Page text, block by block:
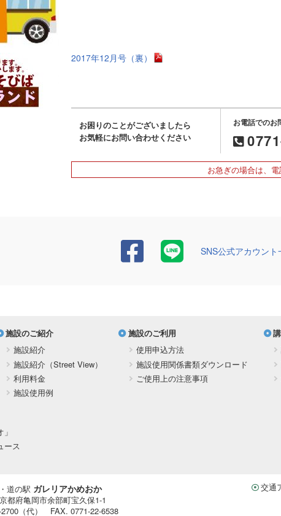
2017年12月号（裏）
お困りのことがございましたら
お気軽にお問い合わせください
お電話でのお
お急ぎの場合は、電
SNS公式アカウント
施設のご紹介
施設紹介
施設紹介（Street View）
利用料金
施設使用例
施設のご利用
使用申込方法
施設使用関係書類ダウンロード
ご使用上の注意事項
ース
道の駅 ガレリアかめおか
都府亀岡市余部町宝久保1-1
（代） FAX. 0771-22-6538
交通